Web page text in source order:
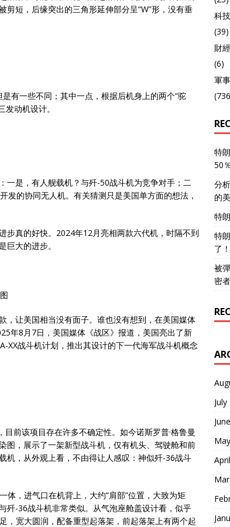
短，后缘突出的三角形延伸部分呈“W”形，没有垂
有一些不同；其中一点，根据后机身上的两个“驼
动机设计。
一是，有人舰载机？与歼-50战斗机为竞争对手；二
发的协同无人机。有关猜测只是美国单方面的想法，
步真的好快。2024年12月亮相两款六代机，时隔不到
大的进步。
，让美国相当没有面子。谁也没有想到，在美国媒体
年8月7日，美国媒体《战区》报道，美国亮出了新
XX战斗机计划，推出其设计的下一代海军战斗机概念
前该项目存在许多不确定性。如今诺斯罗普·格鲁曼
图，展示了一架新型战斗机，仅有机头、驾驶舱和前
机，从外观上看，不由得让人感叹：神似歼-36战斗
体，进气口在机背上，大约“肩部”位置，大致为矩
歼-36战斗机非常类似。从气泡座舱盖设计看，似乎
，宽大圆润，配备重型起落架，前起落架上有两个起
科技
(39)
財經
(6)
軍事
特
50
分
的
特
特
了！
被
密